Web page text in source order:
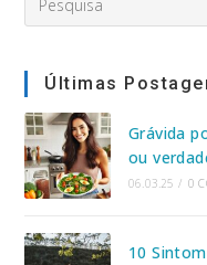
this
Últimas
Grávida
ou
06.03.25 / 0
10